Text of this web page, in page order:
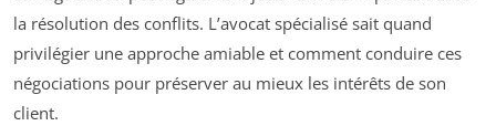
la résolution des conflits. L’avocat spécialisé sait quand
privilégier une approche amiable et comment conduire ces
négociations pour préserver au mieux les intérêts de son
client.